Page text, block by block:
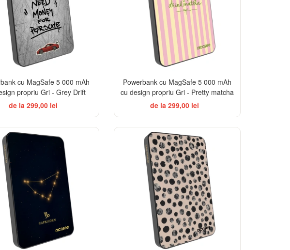
cu MagSafe 5 000 mAh
propriu Gri - Grey Drift
de la 299,00 lei
Powerbank cu MagSafe 5 000 mAh
cu design propriu Gri - Pretty matcha
de la 299,00 lei